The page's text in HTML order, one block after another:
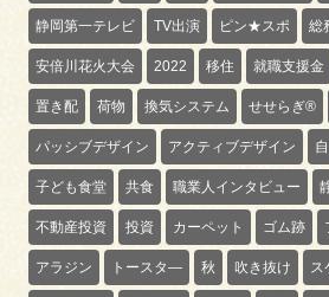
静岡第一テレビ TV出演 ピン★スポ 総
安倍川花火大会 2022 移住 就職支援金
置き配 荷物 換気システム せせらぎ®
パッシブデザイン アクティブデザイン
子ども食堂 共食 職業人インタビュー
不動産投資 投資 カーペット ゴム跡
アラジン トースタ― 秋 吹き抜け ス